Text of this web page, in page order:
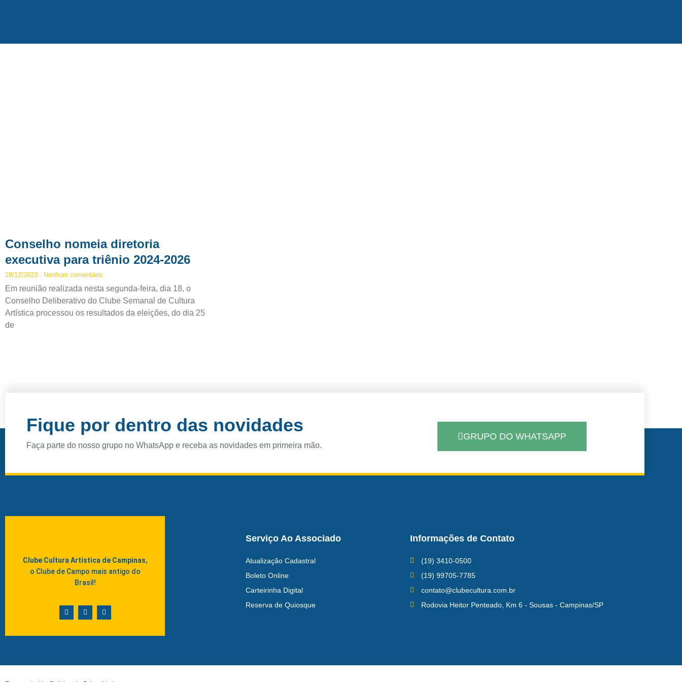
Conselho nomeia diretoria
executiva para triênio 2024-2026
19/12/2023 Nenhum comentário
Em reunião realizada nesta segunda-feira, dia 18, o
Conselho Deliberativo do Clube Semanal de Cultura
Artística processou os resultados da eleições, do dia 25
de
Fique por dentro das novidades
Faça parte do nosso grupo no WhatsApp e receba as novidades em primeira mão.
GRUPO DO WHATSAPP
Clube Cultura Artística de Campinas,
o Clube de Campo mais antigo do
Brasil!
Serviço Ao Associado
Atualização Cadastral
Boleto Online
Carteirinha Digital
Reserva de Quiosque
Informações de Contato
(19) 3410-0500
(19) 99705-7785
contato@clubecultura.com.br
Rodovia Heitor Penteado, Km 6 - Sousas - Campinas/SP